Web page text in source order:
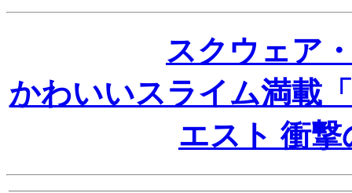
スクウェア
かわいいスライム満載
エスト 衝